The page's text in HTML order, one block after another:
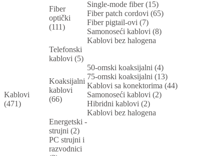
Kablovi
(471)
Fiber
optički
(111)
Single-mode fiber (15)
Fiber patch cordovi (65)
Fiber pigtail-ovi (7)
Samonoseći kablovi (8)
Kablovi bez halogena
Telefonski
kablovi (5)
Koaksijalni
kablovi
(66)
50-omski koaksijalni (4)
75-omski koaksijalni (13)
Kablovi sa konektorima (44)
Samonoseći kablovi (2)
Hibridni kablovi (2)
Kablovi bez halogena
Energetski -
strujni (2)
PC strujni i
razvodnici